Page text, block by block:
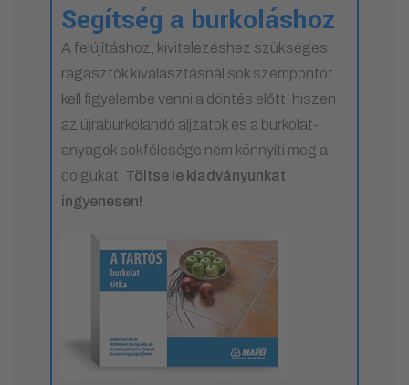
Segítség a burkoláshoz
A felújításhoz, kivitelezéshez szükséges
ragasztók kiválasztásnál sok szempontot
kell figyelembe venni a döntés előtt, hiszen
az újraburkolandó aljzatok és a burkolat-
anyagok sokfélesége nem könnyíti meg a
dolgukat. Töltse le kiadványunkat
ingyenesen!